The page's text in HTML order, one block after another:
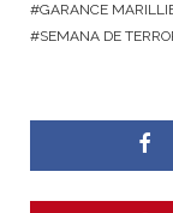
GARANCE
SEMANA DE